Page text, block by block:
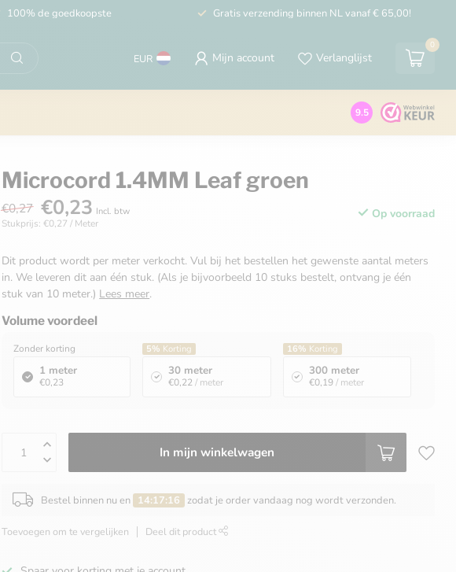
100% de goedkoopste Gratis verzending binnen NL vanaf € 65,00!
EUR Mijn account Verlanglijst
0
9.5
Microcord 1.4MM Leaf groen
€0,27 €0,23 Incl. btw
Stukprijs: €0,27 / Meter
Op voorraad
Dit product wordt per meter verkocht. Vul bij het bestellen het gewenste aantal meters
in. We leveren dit aan één stuk. (Als je bijvoorbeeld 10 stuks bestelt, ontvang je één
stuk van 10 meter.) Lees meer.
Volume voordeel
Zonder korting
1 meter
€0,23
5% Korting
30 meter
€0,22 / meter
16% Korting
300 meter
€0,19 / meter
In mijn winkelwagen
Bestel binnen nu en 14:17:15 zodat je order vandaag nog wordt verzonden.
Toevoegen om te vergelijken Deel dit product